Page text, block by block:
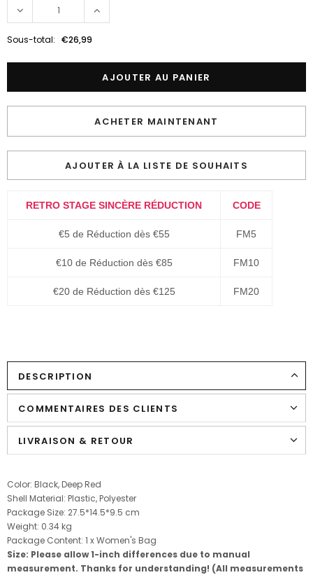
Sous-total: €26,99
ACHETER MAINTENANT
AJOUTER À LA LISTE DE SOUHAITS
RETRO STAGE SINCÈRE RÉDUCTION CODE
€5 de Réduction dès €55 FM5
€10 de Réduction dès €85 FM10
€20 de Réduction dès €125 FM20
DESCRIPTION
COMMENTAIRES DES CLIENTS
LIVRAISON & RETOUR
Color: Black, Deep Red
Shell Material: Plastic, Polyester
Package Size: 27.5*14.5*9.5 cm
Weight: 0.34 kg
Package Content: 1 x Women's Bag
Size: Please allow 1-inch differences due to manual
measurement. Thanks for understanding! (All measurements